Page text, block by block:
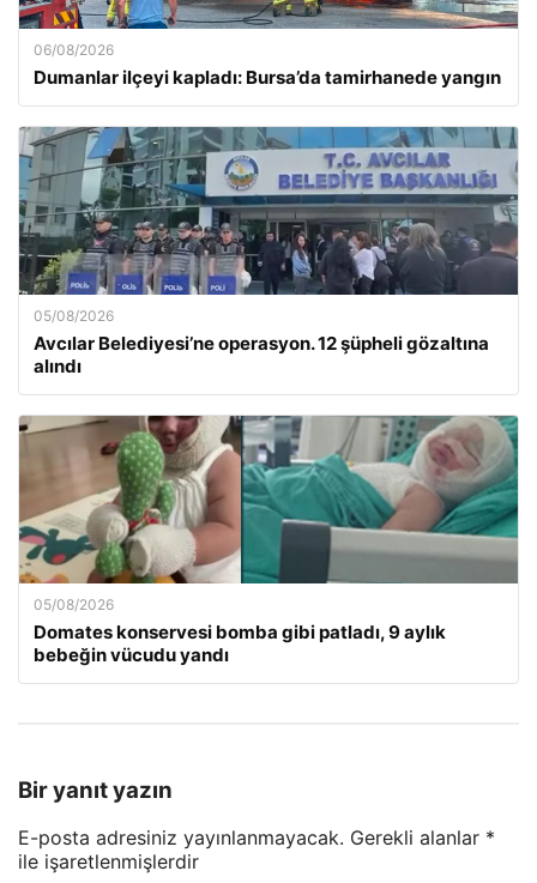
06/08/2026
Dumanlar ilçeyi kapladı: Bursa’da tamirhanede yangın
05/08/2026
Avcılar Belediyesi’ne operasyon. 12 şüpheli gözaltına
alındı
05/08/2026
Domates konservesi bomba gibi patladı, 9 aylık
bebeğin vücudu yandı
Bir yanıt yazın
E-posta adresiniz yayınlanmayacak. Gerekli alanlar *
ile işaretlenmişlerdir